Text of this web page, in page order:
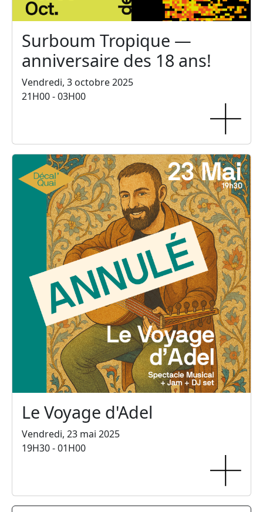
Surboum Tropique —
anniversaire des 18 ans!
Vendredi, 3 octobre 2025
21H00 - 03H00
Le Voyage d'Adel
Vendredi, 23 mai 2025
19H30 - 01H00